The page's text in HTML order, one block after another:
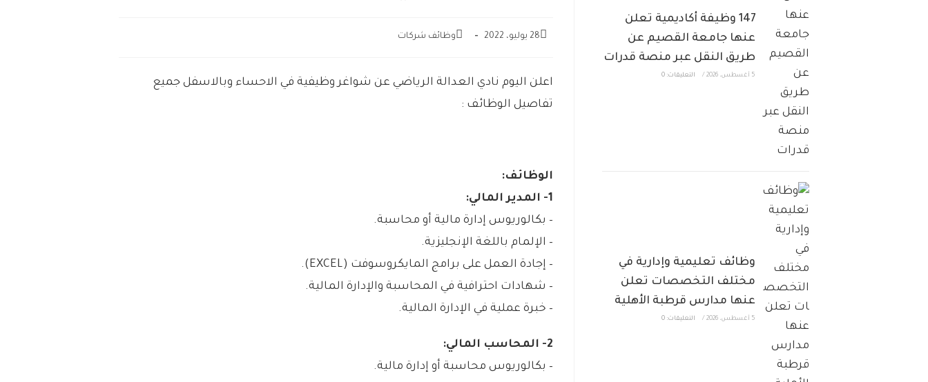
28 يوليو، 2022 وظائف شركات
اعلن اليوم نادي العدالة الرياضي عن شواغر وظيفية في الاحساء وبالاسفل جميع
تفاصيل الوظائف :
الوظائف:
1- المدير المالي:
– بكالوريوس إدارة مالية أو محاسبة.
– الإلمام باللغة الإنجليزية.
– إجادة العمل على برامج المايكروسوفت (EXCEL).
– شهادات احترافية في المحاسبة والإدارة المالية.
– خبرة عملية في الإدارة المالية.
2- المحاسب المالي:
– بكالوريوس محاسبة أو إدارة مالية.
147 وظيفة أكاديمية تعلن
عنها جامعة القصيم عن
طريق النقل عبر منصة قدرات
5 أغسطس، 2026 / التعليقات: 0
وظائف تعليمية وإدارية في
مختلف التخصصات تعلن
عنها مدارس قرطبة الأهلية
5 أغسطس، 2026 / التعليقات: 0